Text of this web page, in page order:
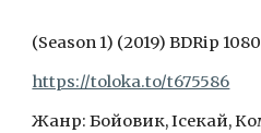
(Season 1) (2019) BDRip
https://toloka.to/t675586
Жанр: Бойовик, Ісекай,